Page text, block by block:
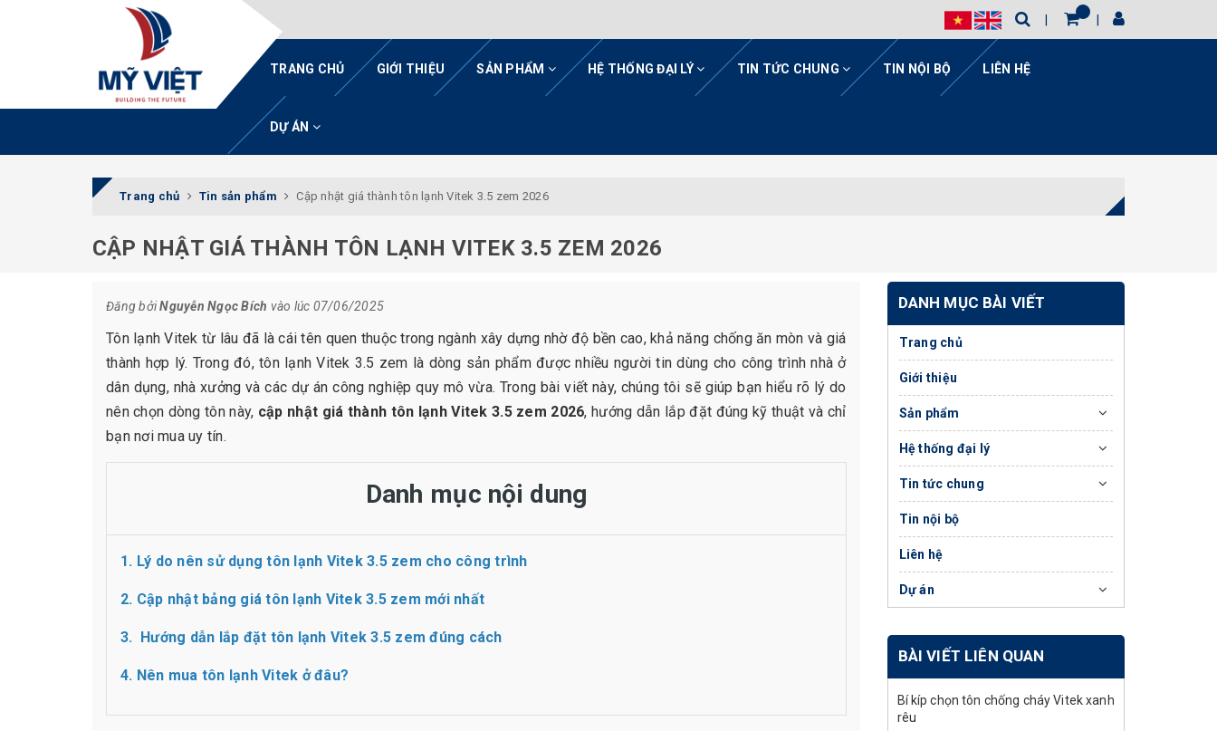
TRANG CHỦ GIỚI THIỆU SẢN PHẨM HỆ THỐNG ĐẠI LÝ TIN TỨC CHUNG TIN NỘI BỘ LIÊN HỆ
DỰ ÁN
Trang chủ Tin sản phẩm Cập nhật giá thành tôn lạnh Vitek 3.5 zem 2026
CẬP NHẬT GIÁ THÀNH TÔN LẠNH VITEK 3.5 ZEM 2026
Đăng bởiNguyễn Ngọc Bích vào lúc 07/06/2025
Tôn lạnh Vitek từ lâu đã là cái tên quen thuộc trong ngành xây dựng nhờ độ bền cao, khả năng chống ăn mòn và giá
thành hợp lý. Trong đó, tôn lạnh Vitek 3.5 zem là dòng sản phẩm được nhiều người tin dùng cho công trình nhà ở
dân dụng, nhà xưởng và các dự án công nghiệp quy mô vừa. Trong bài viết này, chúng tôi sẽ giúp bạn hiểu rõ lý do
nên chọn dòng tôn này, cập nhật giá thành tôn lạnh Vitek 3.5 zem 2026, hướng dẫn lắp đặt đúng kỹ thuật và chỉ
bạn nơi mua uy tín.
Danh mục nội dung
1. Lý do nên sử dụng tôn lạnh Vitek 3.5 zem cho công trình
2. Cập nhật bảng giá tôn lạnh Vitek 3.5 zem mới nhất
3. Hướng dẫn lắp đặt tôn lạnh Vitek 3.5 zem đúng cách
4. Nên mua tôn lạnh Vitek ở đâu?
DANH MỤC BÀI VIẾT
Trang chủ
Giới thiệu
Sản phẩm
Hệ thống đại lý
Tin tức chung
Tin nội bộ
Liên hệ
Dự án
BÀI VIẾT LIÊN QUAN
Bí kíp chọn tôn chống cháy Vitek xanh
rêu